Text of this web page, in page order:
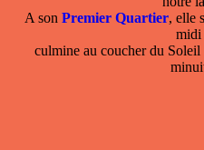
A son Premier Quartier, elle
midi
culmine au coucher du Soleil